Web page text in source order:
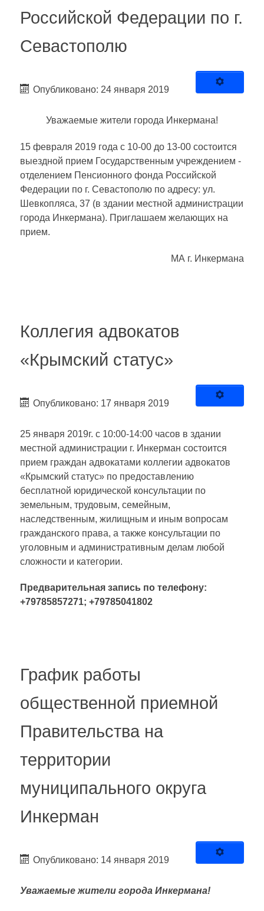
Российской Федерации по г.
Севастополю
Опубликовано: 24 января 2019
Уважаемые жители города Инкермана!
15 февраля 2019 года с 10-00 до 13-00 состоится
выездной прием Государственным учреждением -
отделением Пенсионного фонда Российской
Федерации по г. Севастополю по адресу: ул.
Шевкопляса, 37 (в здании местной администрации
города Инкермана). Приглашаем желающих на
прием.
МА г. Инкермана
Коллегия адвокатов
«Крымский статус»
Опубликовано: 17 января 2019
25 января 2019г. с 10:00-14:00 часов в здании
местной администрации г. Инкерман состоится
прием граждан адвокатами коллегии адвокатов
«Крымский статус» по предоставлению
бесплатной юридической консультации по
земельным, трудовым, семейным,
наследственным, жилищным и иным вопросам
гражданского права, а также консультации по
уголовным и административным делам любой
сложности и категории.
Предварительная запись по телефону:
+79785857271; +79785041802
График работы
общественной приемной
Правительства на
территории
муниципального округа
Инкерман
Опубликовано: 14 января 2019
Уважаемые жители города Инкермана!